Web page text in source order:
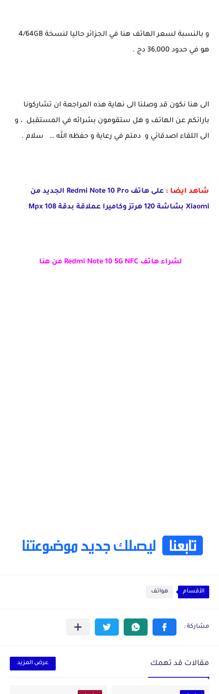
و بالنسبة لسعر الهاتف هنا في الجزائر حاليا لنسخة 4/64GB
هو في حدود 36,000 دج .
الى هنا نكون قد وصلنا الى نهاية هذه المراجعة ان تشاركونا
بارائكم عن الهاتف و هل ستقومون بشرائه في المستقبل ، و
الى اللقاء اصدقائي و دمتم في رعاية و حفظه الله … سلام .
شاهد ايضا :
على هاتف Redmi Note 10 Pro الجديد من
Xiaomi بشاشة 120 هرتز وكاميرا عملاقة بدقة 108 Mpx
لشراء هاتف Redmi Note 10 5G NFC من هنا
الأقسام هواتف
مقالات قد تهمك عرض المزيد